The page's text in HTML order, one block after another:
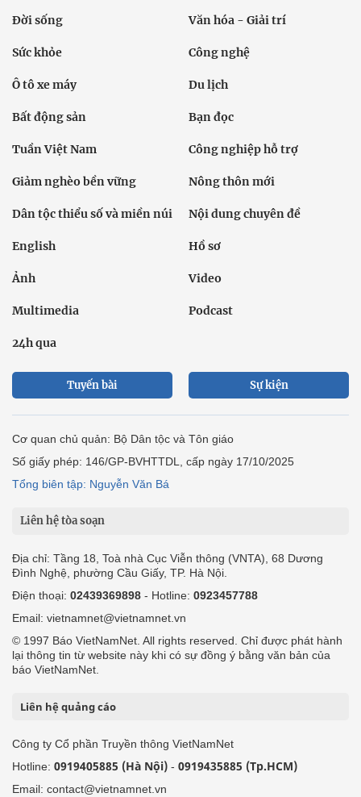
Đời sống Văn hóa - Giải trí
Sức khỏe Công nghệ
Ô tô xe máy Du lịch
Bất động sản Bạn đọc
Tuần Việt Nam Công nghiệp hỗ trợ
Giảm nghèo bền vững Nông thôn mới
Dân tộc thiểu số và miền núi Nội dung chuyên đề
English Hồ sơ
Ảnh Video
Multimedia Podcast
24h qua
Tuyến bài Sự kiện
Cơ quan chủ quản: Bộ Dân tộc và Tôn giáo
Số giấy phép: 146/GP-BVHTTDL, cấp ngày 17/10/2025
Tổng biên tập: Nguyễn Văn Bá
Liên hệ tòa soạn
Địa chỉ: Tầng 18, Toà nhà Cục Viễn thông (VNTA), 68 Dương
Đình Nghệ, phường Cầu Giấy, TP. Hà Nội.
Điện thoại: 02439369898 - Hotline: 0923457788
Email: vietnamnet@vietnamnet.vn
© 1997 Báo VietNamNet. All rights reserved. Chỉ được phát hành
lại thông tin từ website này khi có sự đồng ý bằng văn bản của
báo VietNamNet.
Liên hệ quảng cáo
Công ty Cổ phần Truyền thông VietNamNet
Hotline: 0919405885 (Hà Nội) - 0919435885 (Tp.HCM)
Email: contact@vietnamnet.vn